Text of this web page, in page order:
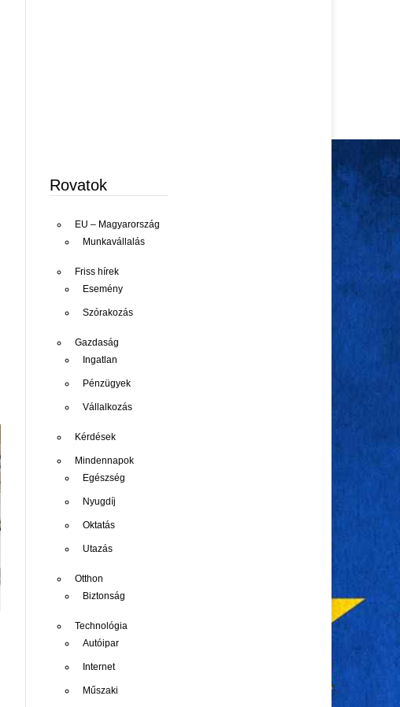
Rovatok
EU – Magyarország
Munkavállalás
Friss hírek
Esemény
Szórakozás
Gazdaság
Ingatlan
Pénzügyek
Vállalkozás
Kérdések
Mindennapok
Egészség
Nyugdíj
Oktatás
Utazás
Otthon
Biztonság
Technológia
Autóipar
Internet
Műszaki